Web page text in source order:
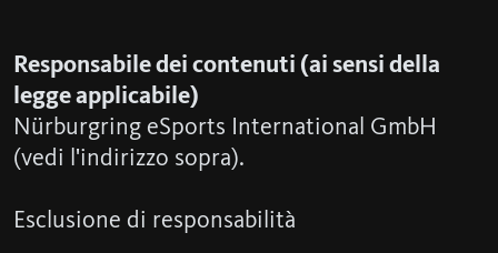
Responsabile dei contenuti (ai sensi della
legge applicabile)
Nürburgring eSports International GmbH
(vedi l'indirizzo sopra).
Esclusione di responsabilità